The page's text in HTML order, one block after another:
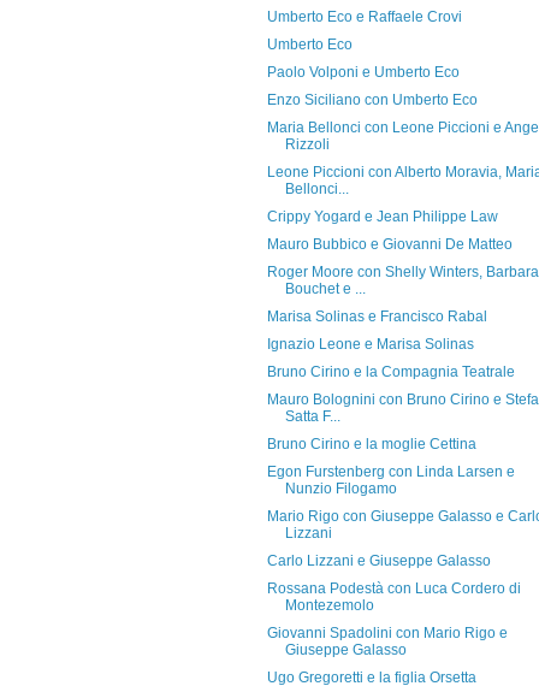
Umberto Eco e Raffaele Crovi
Umberto Eco
Paolo Volponi e Umberto Eco
Enzo Siciliano con Umberto Eco
Maria Bellonci con Leone Piccioni e
Rizzoli
Leone Piccioni con Alberto Moravia,
Bellonci...
Crippy Yogard e Jean Philippe Law
Mauro Bubbico e Giovanni De Matteo
Roger Moore con Shelly Winters, Barbara
Bouchet e ...
Marisa Solinas e Francisco Rabal
Ignazio Leone e Marisa Solinas
Bruno Cirino e la Compagnia Teatrale
Mauro Bolognini con Bruno Cirino e
Satta F...
Bruno Cirino e la moglie Cettina
Egon Furstenberg con Linda Larsen e
Nunzio Filogamo
Mario Rigo con Giuseppe Galasso e
Lizzani
Carlo Lizzani e Giuseppe Galasso
Rossana Podestà con Luca Cordero di
Montezemolo
Giovanni Spadolini con Mario Rigo e
Giuseppe Galasso
Ugo Gregoretti e la figlia Orsetta